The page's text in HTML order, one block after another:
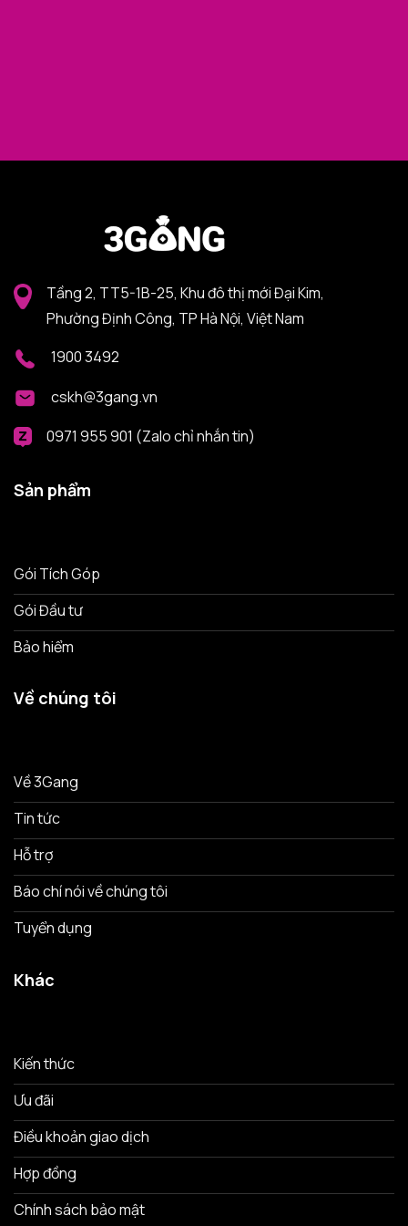
Tầng 2, TT5-1B-25, Khu đô thị mới Đại Kim,
Phường Định Công, TP Hà Nội, Việt Nam
1900 3492
cskh@3gang.vn
0971 955 901 (Zalo chỉ nhắn tin)
Sản phẩm
Gói Tích Góp
Gói Đầu tư
Bảo hiểm
Về chúng tôi
Về 3Gang
Tin tức
Hỗ trợ
Báo chí nói về chúng tôi
Tuyển dụng
Khác
Kiến thức
Ưu đãi
Điều khoản giao dịch
Hợp đồng
Chính sách bảo mật